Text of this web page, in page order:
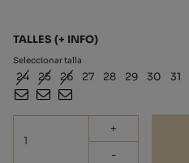
TALLES (+ INFO)
Seleccionar talla
24 25 26 27 28 29 30 31
+
-